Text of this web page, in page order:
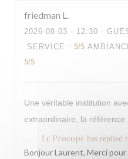
friedman L
2026-08-03 - 12:30 -
SERVICE : 5/5
5/5
Une véritable institution
extraordinaire, la référence
Le Procope has replied
Bonjour Laurent, Merci